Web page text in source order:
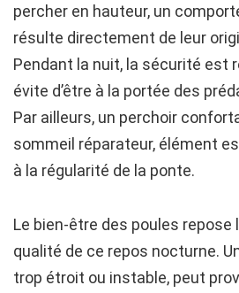
percher en hauteur, un
résulte directement de leur
Pendant la nuit, la sécurité est
évite d’être à la portée des
Par ailleurs, un perchoir
sommeil réparateur, élément
à la régularité de la ponte.
Le bien-être des poules repose
qualité de ce repos nocturne.
trop étroit ou instable, peut